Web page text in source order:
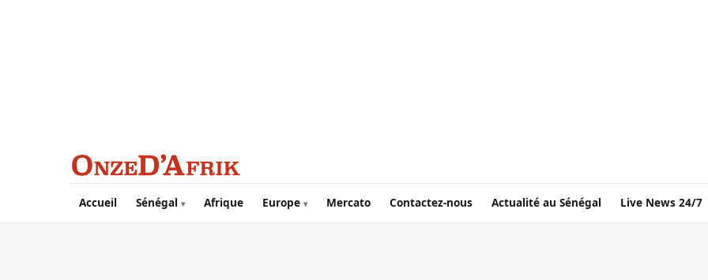
Aller au contenu principal
Accueil Sénégal Afrique Europe Mercato Contactez-nous Actualité au Sénégal Live News 24/7